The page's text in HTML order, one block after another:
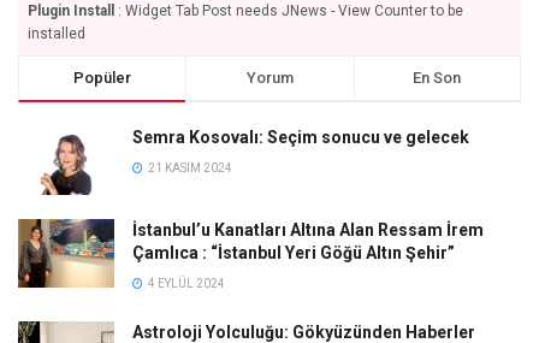
Plugin Install
: Widget Tab Post needs JNews - View Counter to be
installed
Popüler Yorum En Son
Semra Kosovalı: Seçim sonucu ve gelecek
21 KASIM 2024
İstanbul’u Kanatları Altına Alan Ressam İrem
Çamlıca : “İstanbul Yeri Göğü Altın Şehir”
4 EYLÜL 2024
Astroloji Yolculuğu: Gökyüzünden Haberler